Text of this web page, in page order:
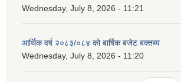
Wednesday, July 8, 2026 - 11:21
आर्थिक वर्ष २०८३/०८४ को बार्षिक बजेट बक्तब्य
Wednesday, July 8, 2026 - 11:20